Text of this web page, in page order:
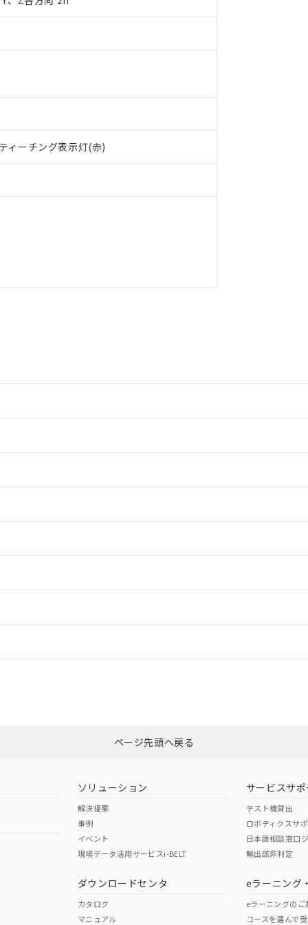
ィーチング表示灯(赤)
ダウンロードはこちら
（日本
（アメリカ
この製品の規格認証/適合
その他の認証はこちらのページからご
点で非含有を証明するもので、過去に遡って非含有を証明するも
タル酸エステル類４物質の対応では、対応完了までの期間は出
欄に対応日を記載しておりました。
への在庫切替を完了していることから、特段のことがない限り、
ページ先頭へ戻る
ソリューション
解決提案
事例
イベント
現場データ活用サービスi-BELT
ダウンロードセンタ
カタログ
マニュアル
サービスサポ
テスト機貸出
ロボティクスサ
日本語相談窓口
輸出該非判定
eラーニング
eラーニングのご
コースを選んで